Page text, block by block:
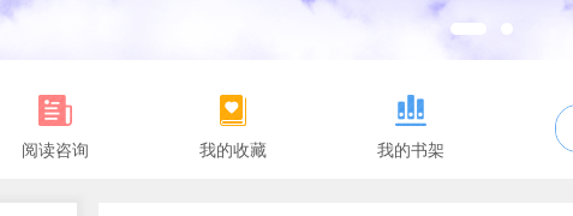
阅读咨询 我的收藏 我的书架